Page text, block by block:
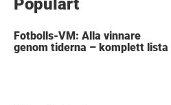
Populärt
Fotbolls-VM: Alla vinnare
genom tiderna – komplett lista